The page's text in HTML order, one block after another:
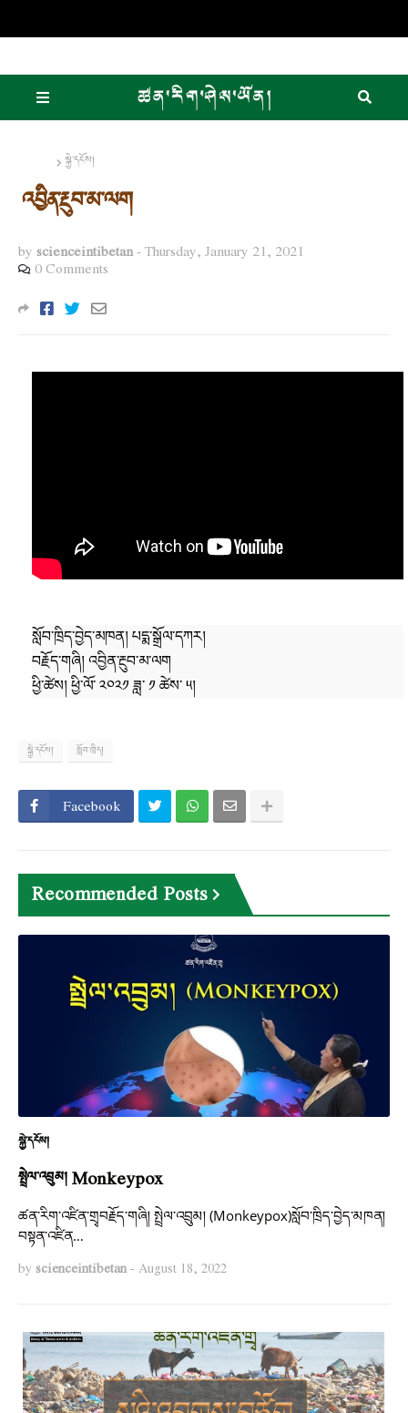
སྐྱེ་དངོས།
འབྱིན་རྔུབ་མ་ལག
by scienceintibetan-Thursday, January 21, 2021
0 Comments
སློབ་ཁྲིད་བྱེད་མཁན། པདྨ་སྒྲོལ་དཀར།
བརྗོད་གཞི། འབྱིན་རྔུབ་མ་ལག
ཕྱི་ཚེས། ཕྱི་ལོ་ ༢༠༢༡ ཟླ་ ༡ ཚེས་ ༥།
སྐྱེ་དངོས། སློབ་ཁྲིད།
Facebook
Recommended Posts
སྐྱེ་དངོས།
སྤྲེལ་འབྲུམ། Monkeypox
ཚན་རིག་འཛིན་གྲྭབརྗོད་གཞི། སྤྲེལ་འབྲུམ། (Monkeypox)སློབ་ཁྲིད་བྱེད་མཁན།
བསྟན་འཛིན…
by scienceintibetan- August 18, 2022